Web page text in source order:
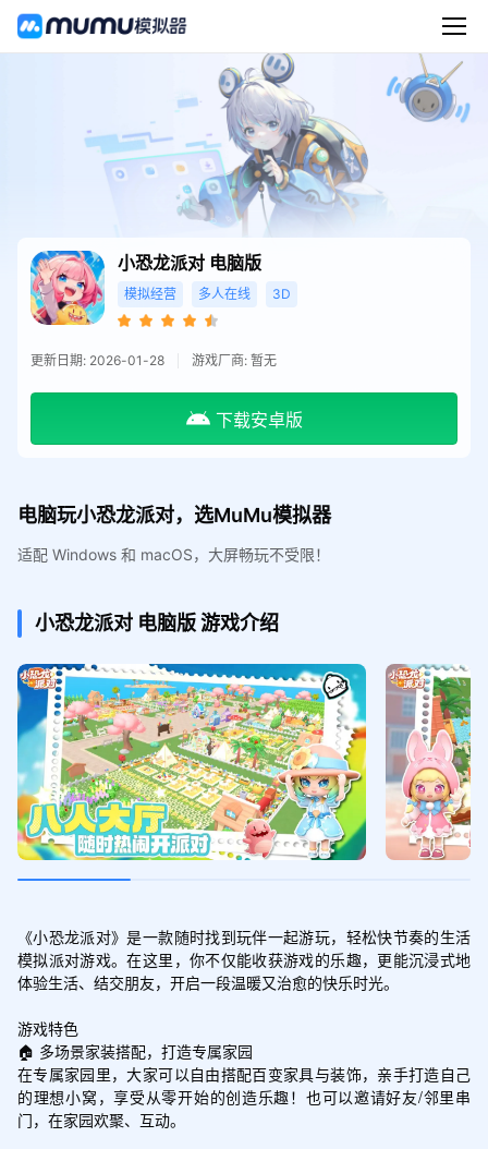
小恐龙派对 电脑版
模拟经营 多人在线 3D
更新日期: 2026-01-28 游戏厂商: 暂无
下载安卓版
电脑玩小恐龙派对，选MuMu模拟器
适配 Windows 和 macOS，大屏畅玩不受限！
小恐龙派对 电脑版游戏介绍
《小恐龙派对》是一款随时找到玩伴一起游玩，轻松快节奏的生活
模拟派对游戏。在这里，你不仅能收获游戏的乐趣，更能沉浸式地
体验生活、结交朋友，开启一段温暖又治愈的快乐时光。
游戏特色
🏠 多场景家装搭配，打造专属家园
在专属家园里，大家可以自由搭配百变家具与装饰，亲手打造自己
的理想小窝，享受从零开始的创造乐趣！也可以邀请好友/邻里串
门，在家园欢聚、互动。